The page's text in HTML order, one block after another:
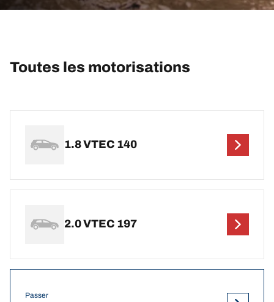
Toutes les motorisations
1.8 VTEC 140
2.0 VTEC 197
Passer